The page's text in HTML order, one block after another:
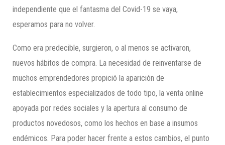
independiente que el fantasma del Covid-19 se vaya,
esperamos para no volver.
Como era predecible, surgieron, o al menos se activaron,
nuevos hábitos de compra. La necesidad de reinventarse de
muchos emprendedores propició la aparición de
establecimientos especializados de todo tipo, la venta online
apoyada por redes sociales y la apertura al consumo de
productos novedosos, como los hechos en base a insumos
endémicos. Para poder hacer frente a estos cambios, el punto